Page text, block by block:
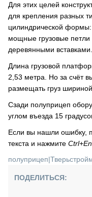
Для этих целей
для крепления разных
цилиндрической формы:
мощные грузовые
деревянными вставками.
Длина грузовой
2,53 метра. Но за счёт
размещать груз
Сзади полуприцеп
углом въезда 15
Если вы нашли ошибку,
текста и нажмите
полуприцеп|
ПОДЕЛИТЬСЯ: